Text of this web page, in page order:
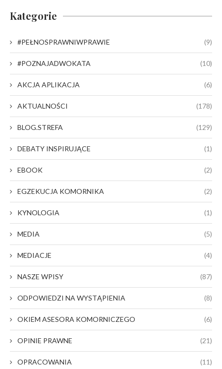
Kategorie
#PEŁNOSPRAWNIWPRAWIE (9)
#POZNAJADWOKATA (10)
AKCJA APLIKACJA (6)
AKTUALNOŚCI (178)
BLOG.STREFA (129)
DEBATY INSPIRUJĄCE (1)
EBOOK (2)
EGZEKUCJA KOMORNIKA (2)
KYNOLOGIA (1)
MEDIA (5)
MEDIACJE (4)
NASZE WPISY (87)
ODPOWIEDZI NA WYSTĄPIENIA (8)
OKIEM ASESORA KOMORNICZEGO (6)
OPINIE PRAWNE (21)
OPRACOWANIA (11)